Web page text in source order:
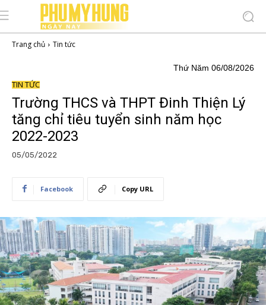
Trang chủ Tin tức
Thứ Năm 06/08/2026
TIN TỨC
Trường THCS và THPT Đinh Thiện Lý
tăng chỉ tiêu tuyển sinh năm học
2022-2023
05/05/2022
Facebook Copy URL